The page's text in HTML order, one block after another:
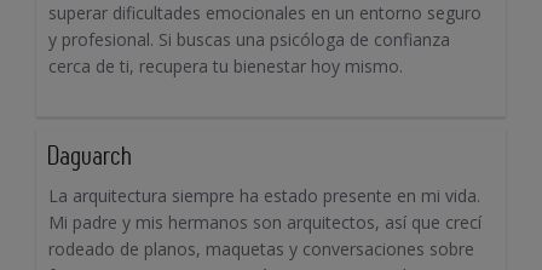
superar dificultades emocionales en un entorno seguro
y profesional. Si buscas una psicóloga de confianza
cerca de ti, recupera tu bienestar hoy mismo.
Daguarch
La arquitectura siempre ha estado presente en mi vida.
Mi padre y mis hermanos son arquitectos, así que crecí
rodeado de planos, maquetas y conversaciones sobre